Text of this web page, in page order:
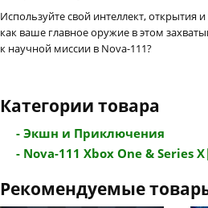
Используйте свой интеллект, открытия
как ваше главное оружие в этом
к научной миссии в Nova-111?
Категории товара
- Экшн и Приключения
- Nova-111 Xbox One & Series
Рекомендуемые